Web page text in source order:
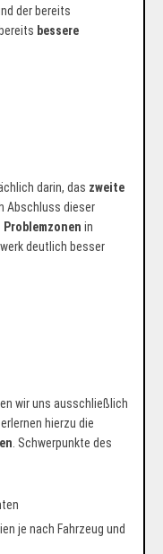
der bereits
bessere
darin, das zweite
Abschluss dieser
Problemzonen in
deutlich besser
wir uns ausschließlich
hierzu die
. Schwerpunkte des
je nach Fahrzeug und